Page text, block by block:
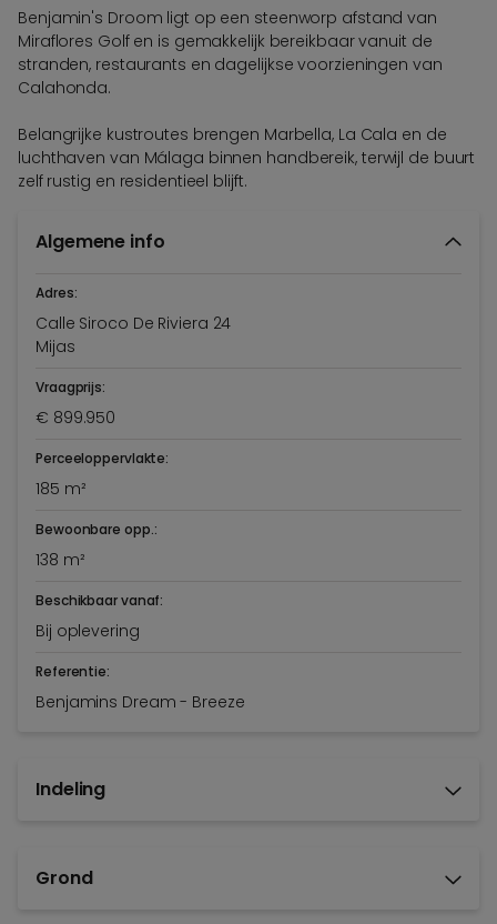
Benjamin's Droom ligt op een steenworp afstand van
Miraflores Golf en is gemakkelijk bereikbaar vanuit de
stranden, restaurants en dagelijkse voorzieningen van
Calahonda.
Belangrijke kustroutes brengen Marbella, La Cala en de
luchthaven van Málaga binnen handbereik, terwijl de buurt
zelf rustig en residentieel blijft.
Algemene info
Adres:
Calle Siroco De Riviera 24
Mijas
Vraagprijs:
€ 899.950
Perceeloppervlakte:
185 m²
Bewoonbare opp.:
138 m²
Beschikbaar vanaf:
Bij oplevering
Referentie:
Benjamins Dream - Breeze
Indeling
Grond